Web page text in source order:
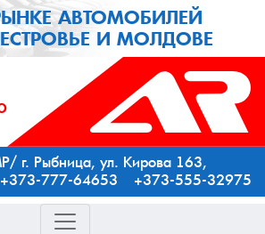
АВТОМОБИЛЕЙ
И МОЛДОВЕ
г. Рыбница, ул. Кирова 163,
777-64653 +373-555-32975